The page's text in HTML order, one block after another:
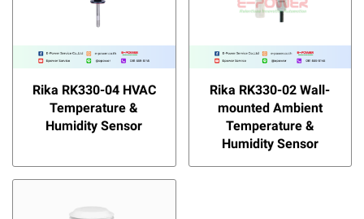
Rika RK330-04 HVAC
Temperature &
Humidity Sensor
Rika RK330-02 Wall-
mounted Ambient
Temperature &
Humidity Sensor